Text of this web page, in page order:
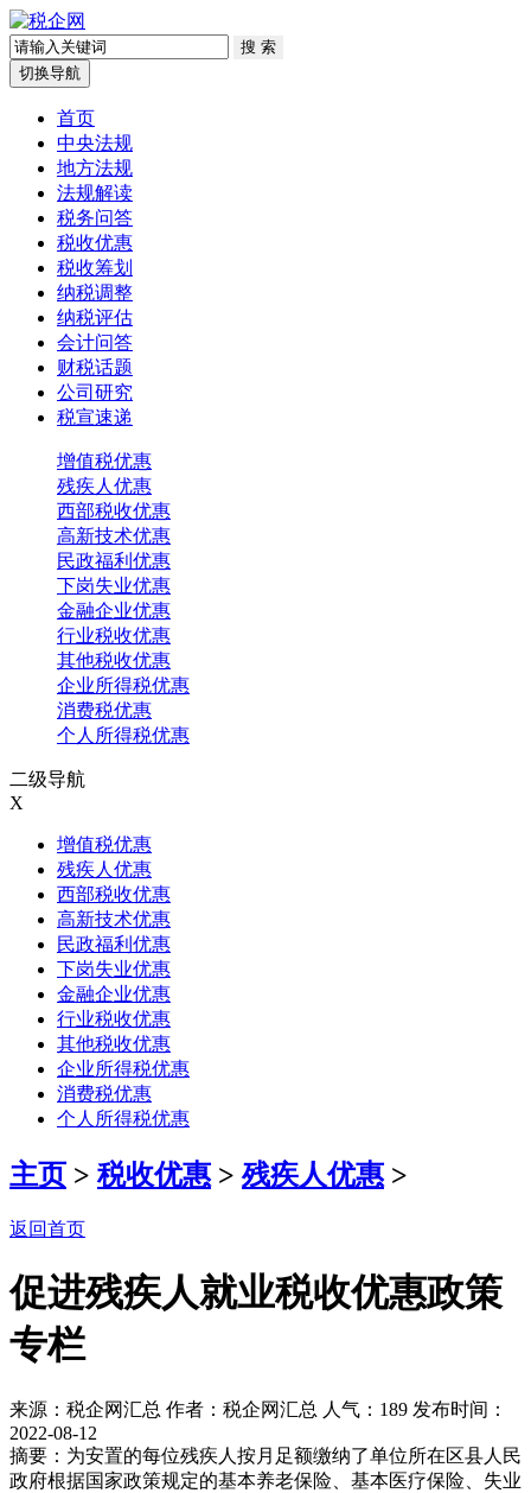
切换导航
首页
中央法规
地方法规
法规解读
税务问答
税收优惠
税收筹划
纳税调整
纳税评估
会计问答
财税话题
公司研究
税宣速递
增值税优惠
残疾人优惠
西部税收优惠
高新技术优惠
民政福利优惠
下岗失业优惠
金融企业优惠
行业税收优惠
其他税收优惠
企业所得税优惠
消费税优惠
个人所得税优惠
二级导航
X
增值税优惠
残疾人优惠
西部税收优惠
高新技术优惠
民政福利优惠
下岗失业优惠
金融企业优惠
行业税收优惠
其他税收优惠
企业所得税优惠
消费税优惠
个人所得税优惠
主页 > 税收优惠>残疾人优惠>
返回首页
促进残疾人就业税收优惠政策
专栏
来源：税企网汇总 作者：税企网汇总 人气： 189 发布时间：
2022-08-12
摘要：为安置的每位残疾人按月足额缴纳了单位所在区县人民
政府根据国家政策规定的基本养老保险、基本医疗保险、失业